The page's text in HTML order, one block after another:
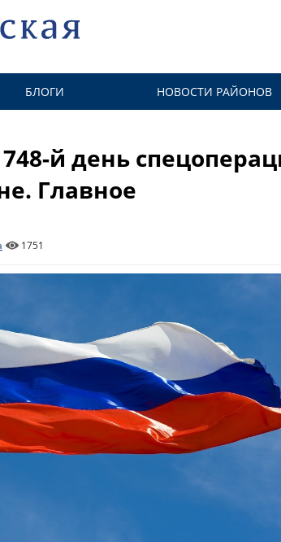
БЛОГИ НОВОСТИ РАЙОНОВ
й день
Главное
1751